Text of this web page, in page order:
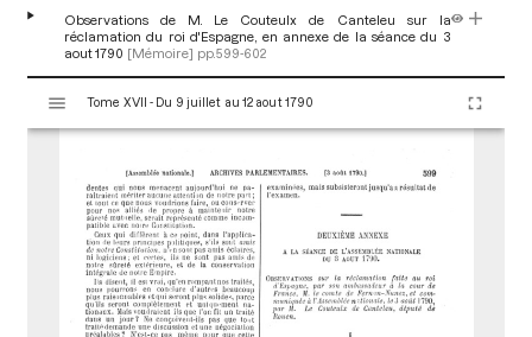
Observations de M. Le Couteulx de Canteleu sur la
réclamation du roi d'Espagne, en annexe de la séance du 3
aout 1790 [Mémoire] pp.599-602
s
Tome XVII - Du 9 juillet au 12 aout 1790